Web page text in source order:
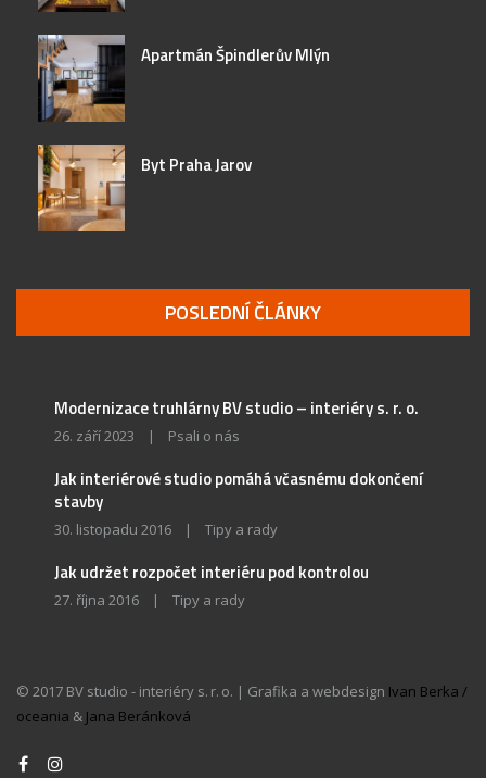
Apartmán Špindlerův Mlýn
Byt Praha Jarov
POSLEDNÍ ČLÁNKY
Modernizace truhlárny BV studio – interiéry s. r. o.
26. září 2023 | Psali o nás
Jak interiérové studio pomáhá včasnému dokončení
stavby
30. listopadu 2016 | Tipy a rady
Jak udržet rozpočet interiéru pod kontrolou
27. října 2016 | Tipy a rady
© 2017 BV studio - interiéry s. r. o. | Grafika a webdesign Ivan Berka /
oceania & Jana Beránková